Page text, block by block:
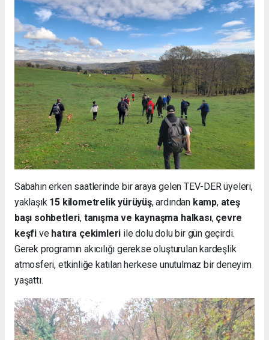
Sabahın erken saatlerinde bir araya gelen TEV-DER üyeleri,
yaklaşık 15 kilometrelik yürüyüş, ardından kamp, ateş
başı sohbetleri, tanışma ve kaynaşma halkası, çevre
keşfi ve hatıra çekimleri ile dolu dolu bir gün geçirdi.
Gerek programın akıcılığı gerekse oluşturulan kardeşlik
atmosferi, etkinliğe katılan herkese unutulmaz bir deneyim
yaşattı.